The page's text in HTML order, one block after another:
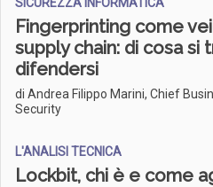
Fingerprinting come
supply chain: di cosa si
difendersi
di Andrea Filippo Marini, Chief
Security
L'ANALISI TECNICA
Lockbit, chi è e come